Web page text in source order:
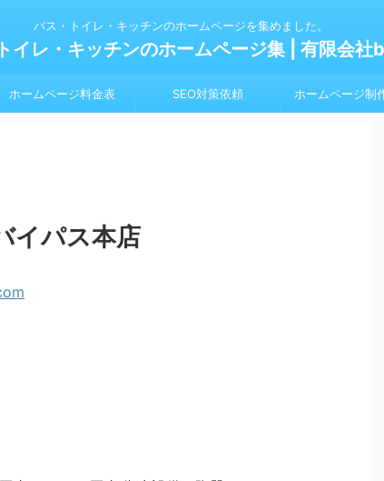
バス・トイレ・キッチンのホームページを集めました。
イレ・キッチンのホームページ集 | 有限会社
ホームページ料金表 SEO対策依頼 ホームページ制
イパス本店